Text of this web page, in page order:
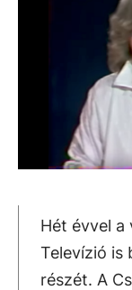
Hét évvel a
Televízió is
részét. A